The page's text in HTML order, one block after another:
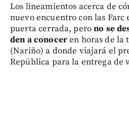
Los lineamientos acerca de
nuevo encuentro con las Farc
puerta cerrada, perono se
den a conoceren horas de la
(Nariño) a donde viajará el
República para la entrega de